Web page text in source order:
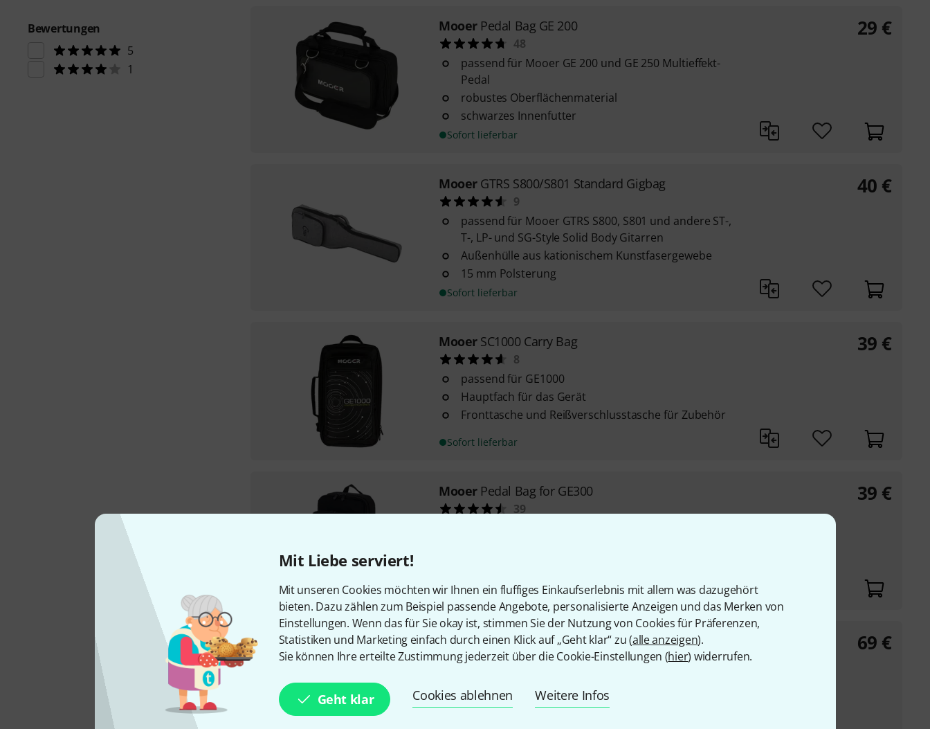
Mit Liebe serviert!
Mit unseren Cookies möchten wir Ihnen ein fluffiges Einkaufserlebnis mit allem was dazugehört
bieten. Dazu zählen zum Beispiel passende Angebote, personalisierte Anzeigen und das Merken von
Einstellungen. Wenn das für Sie okay ist, stimmen Sie der Nutzung von Cookies für Präferenzen,
Statistiken und Marketing einfach durch einen Klick auf „Geht klar“ zu (alle anzeigen).
Sie können Ihre erteilte Zustimmung jederzeit über die Cookie-Einstellungen (hier) widerrufen.
Geht klar Cookies ablehnen Weitere Infos
Bewertungen
5
1
Mooer Pedal Bag GE 200
48
passend für Mooer GE 200 und GE 250 Multieffekt-
Pedal
robustes Oberflächenmaterial
schwarzes Innenfutter
Sofort lieferbar
29 €
Mooer GTRS S800/S801 Standard Gigbag
9
passend für Mooer GTRS S800, S801 und andere ST-,
T-, LP- und SG-Style Solid Body Gitarren
Außenhülle aus kationischem Kunstfasergewebe
15 mm Polsterung
Sofort lieferbar
40 €
Mooer SC1000 Carry Bag
8
passend für GE1000
Hauptfach für das Gerät
Fronttasche und Reißverschlusstasche für Zubehör
Sofort lieferbar
39 €
Mooer Pedal Bag for GE300
39
Sofort lieferbar
39 €
Mooer GTRS P800 Prof. Series Gigbag
8
LP- und SG-Style Solid Body Gitarren
Außenhülle aus Nylongewebe
69 €